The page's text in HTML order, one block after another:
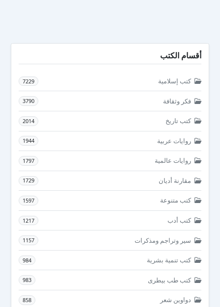
أقسام الكتب
كتب إسلامية 7229
فكر وثقافة 3790
كتب تاريخ 2014
روايات عربية 1944
روايات عالمية 1797
مقارنة أديان 1729
كتب متنوعة 1597
كتب أدب 1217
سير وتراجم ومذكرات 1157
كتب تنمية بشرية 984
كتب طب بيطرى 983
دواوين شعر 858